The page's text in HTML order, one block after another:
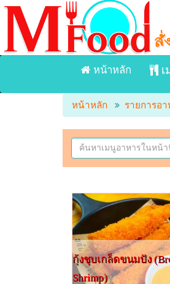
หน้าหลัก เ
หน้
เ
หน้าหลัก รายการอา
กุ้งชุบเกล็ดขนมปัง
Shrimp)